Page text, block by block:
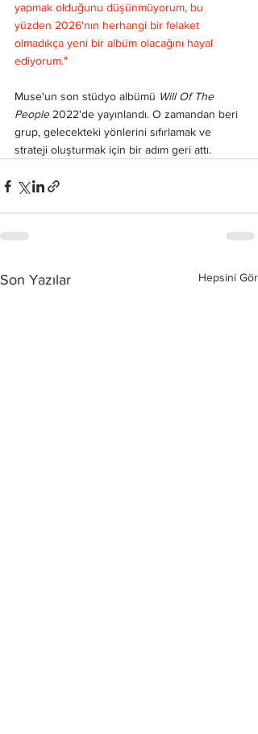
yapmak olduğunu düşünmüyorum, bu
yüzden 2026'nın herhangi bir felaket
olmadıkça yeni bir albüm olacağını hayal
ediyorum."
Muse'un son stüdyo albümü Will Of The
People 2022'de yayınlandı. O zamandan beri
grup, gelecekteki yönlerini sıfırlamak ve
strateji oluşturmak için bir adım geri attı.
Son Yazılar Hepsini Gör